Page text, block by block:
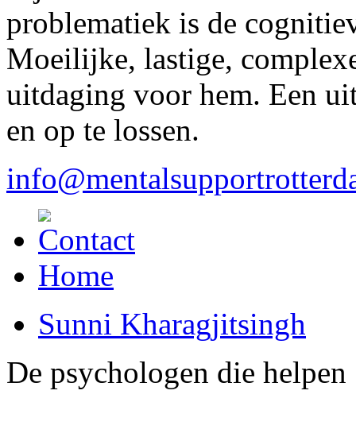
problematiek is de
Moeilijke, lastige,
uitdaging voor hem. Een
en op te lossen.
Home
Sunni Kharagjitsingh
De psychologen die helpen